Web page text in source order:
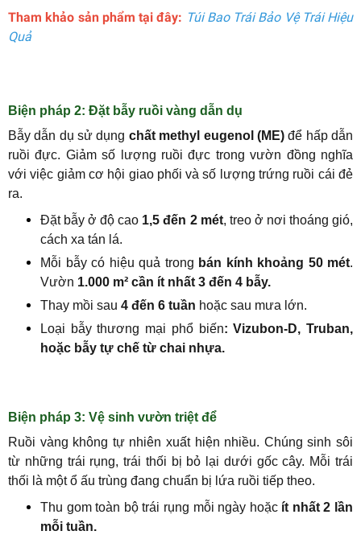
Tham khảo sản phẩm tại đây: Túi Bao Trái Bảo Vệ Trái Hiệu
Quả
Biện pháp 2: Đặt bẫy ruồi vàng dẫn dụ
Bẫy dẫn dụ sử dụng chất methyl eugenol (ME)để hấp dẫn
ruồi đực. Giảm số lượng ruồi đực trong vườn đồng nghĩa
với việc giảm cơ hội giao phối và số lượng trứng ruồi cái đẻ
ra.
Đặt bẫy ở độ cao 1,5 đến 2 mét, treo ở nơi thoáng gió,
cách xa tán lá.
Mỗi bẫy có hiệu quả trong bán kính khoảng 50 mét.
Vườn 1.000 m² cần ít nhất 3 đến 4 bẫy.
Thay mồi sau 4 đến 6 tuần hoặc sau mưa lớn.
Loại bẫy thương mại phổ biến: Vizubon-D, Truban,
hoặc bẫy tự chế từ chai nhựa.
Biện pháp 3: Vệ sinh vườn triệt để
Ruồi vàng không tự nhiên xuất hiện nhiều. Chúng sinh sôi
từ những trái rụng, trái thối bị bỏ lại dưới gốc cây. Mỗi trái
thối là một ổ ấu trùng đang chuẩn bị lứa ruồi tiếp theo.
Thu gom toàn bộ trái rụng mỗi ngày hoặc ít nhất 2 lần
mỗi tuần.